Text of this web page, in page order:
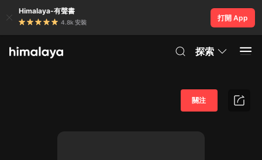
Himalaya-有聲書
4.8k 安裝
打開 App
探索
關注